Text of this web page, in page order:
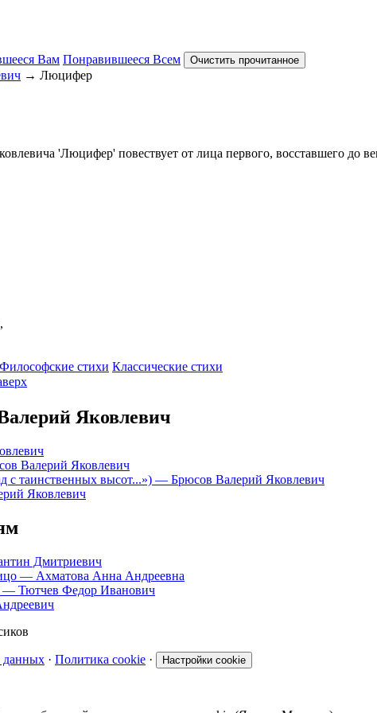
Вам Понравившееся Всем Очистить прочитанное
→ Люцифер
'Люцифер' повествует от лица первого, восставшего до
Философские стихи Классические стихи
Яковлевич
Валерий Яковлевич
с таинственных высот...») — Брюсов Валерий Яковлевич
Яковлевич
Дмитриевич
— Ахматова Анна Андреевна
— Тютчев Федор Иванович
данных · Политика cookie · Настройки cookie